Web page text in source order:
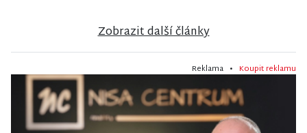
Zobrazit další články
Reklama • Koupit reklamu